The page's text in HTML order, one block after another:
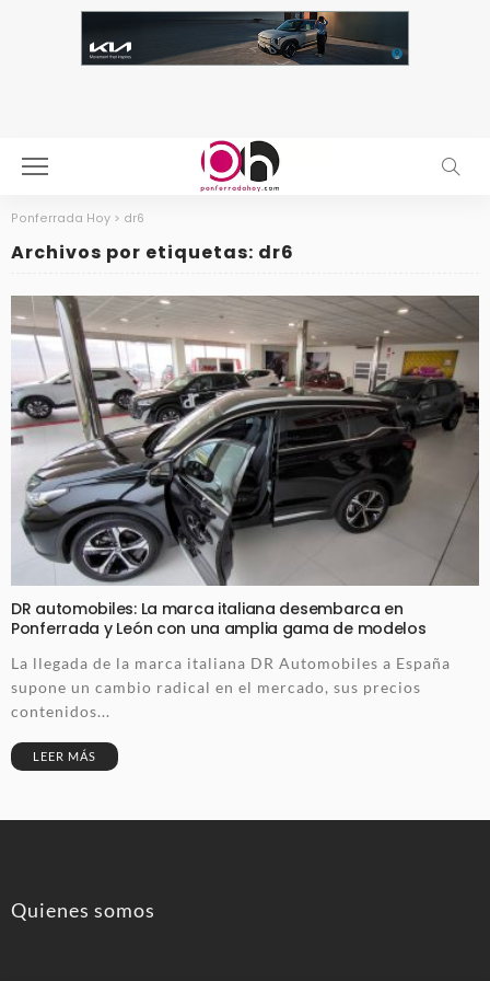
Ponferrada Hoy > dr6
Archivos por etiquetas: dr6
DR automobiles: La marca italiana desembarca en
Ponferrada y León con una amplia gama de modelos
La llegada de la marca italiana DR Automobiles a España
supone un cambio radical en el mercado, sus precios
contenidos...
LEER MÁS
Quienes somos